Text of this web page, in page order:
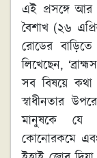
এই প্রসঙ্গে
বৈশাখ (২৬
রোডের
লিখেছেন,
সব বিষয়ে কথা
স্বাধীনতার
মানুষকে যে
কোনোরকমে